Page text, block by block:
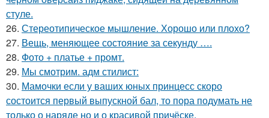
стуле.
26. Стереотипическое мышление. Хорошо или плохо?
27. Вещь, меняющее состояние за секунду ….
28. Фото + платье + промт.
29. Мы смотрим. адм стилист:
30. Мамочки если у ваших юных принцесс скоро
состоится первый выпускной бал, то пора подумать не
только о наряде но и о красивой причёске.